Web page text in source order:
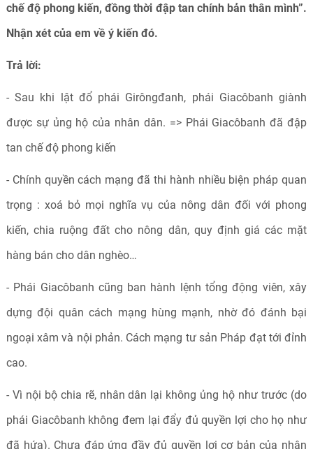
chế độ phong kiến, đồng thời đập tan chính bản thân mình”.
Nhận xét của em về ý kiến đó.
Trả lời:
- Sau khi lật đổ phái Girôngđanh, phái Giacôbanh giành
được sự ủng hộ của nhân dân. => Phái Giacôbanh đã đập
tan chế độ phong kiến
- Chính quyền cách mạng đã thi hành nhiều biện pháp quan
trọng : xoá bỏ mọi nghĩa vụ của nông dân đối với phong
kiến, chia ruộng đất cho nông dân, quy định giá các mặt
hàng bán cho dân nghèo…
- Phái Giacôbanh cũng ban hành lệnh tổng động viên, xây
dựng đội quân cách mạng hùng mạnh, nhờ đó đánh bại
ngoại xâm và nội phản. Cách mạng tư sản Pháp đạt tới đỉnh
cao.
- Vì nội bộ chia rẽ, nhân dân lại không ủng hộ như trước (do
phái Giacôbanh không đem lại đẩy đủ quyền lợi cho họ như
đã hứa). Chưa đáp ứng đầy đủ quyền lợi cơ bản của nhân